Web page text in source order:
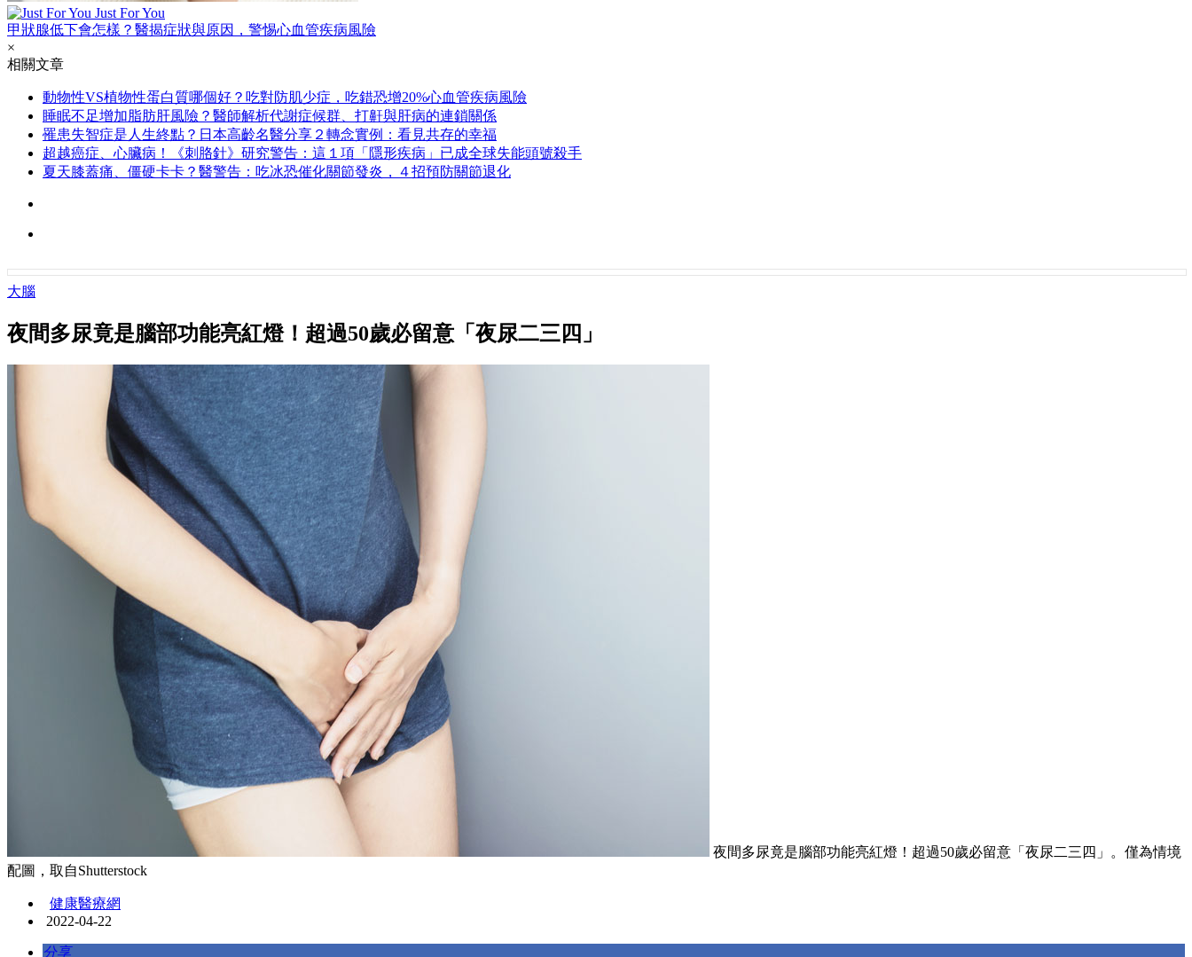
Just For You
甲狀腺低下會怎樣？醫揭症狀與原因，警惕心血管疾病風險
×
相關文章
動物性VS植物性蛋白質哪個好？吃對防肌少症，吃錯恐增20%心血管疾病風險
睡眠不足增加脂肪肝風險？醫師解析代謝症候群、打鼾與肝病的連鎖關係
罹患失智症是人生終點？日本高齡名醫分享２轉念實例：看見共存的幸福
超越癌症、心臟病！《刺胳針》研究警告：這１項「隱形疾病」已成全球失能頭號殺手
夏天膝蓋痛、僵硬卡卡？醫警告：吃冰恐催化關節發炎，４招預防關節退化
大腦
夜間多尿竟是腦部功能亮紅燈！超過50歲必留意「夜尿二三四」
夜間多尿竟是腦部功能亮紅燈！超過50歲必留意「夜尿二三四」。僅為情境
配圖，取自Shutterstock
健康醫療網
2022-04-22
分享